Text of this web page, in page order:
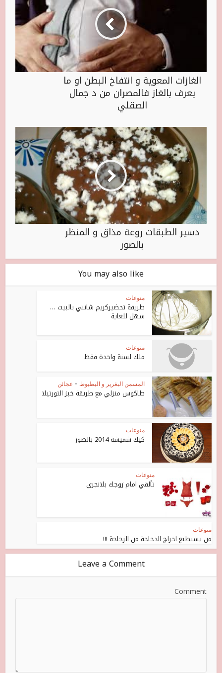
الغازات المعوية و انتفاخ البطن او ما
يعرف بالغاز فالمصران من د جمال
الصقلي
دسير الطبقات روعة مذاق و المنظر
بالصور
You may also like
منوعات
طريقة تحضيركريم شانتي بالبيت …
سهل للغاية
منوعات
ملك لسنة واحدة فقط
المسمن البغرير و البطبوط • عجائن
طاكوس منزلي مع طريقة خبز التورتيلا
منوعات
كيك شميشة 2014 بالصور
منوعات
تألقي امام زوجك بلانجري
منوعات
من يستطيع اخراج الدجاجة من الزجاجة !!!
Leave a Comment
Comment